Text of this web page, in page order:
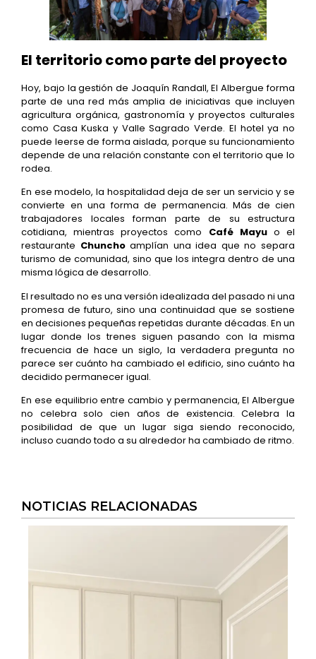
El territorio como parte del proyecto
Hoy, bajo la gestión de Joaquín Randall, El Albergue forma
parte de una red más amplia de iniciativas que incluyen
agricultura orgánica, gastronomía y proyectos culturales
como Casa Kuska y Valle Sagrado Verde. El hotel ya no
puede leerse de forma aislada, porque su funcionamiento
depende de una relación constante con el territorio que lo
rodea.
En ese modelo, la hospitalidad deja de ser un servicio y se
convierte en una forma de permanencia. Más de cien
trabajadores locales forman parte de su estructura
cotidiana, mientras proyectos como Café Mayuo el
restaurante Chunchoamplían una idea que no separa
turismo de comunidad, sino que los integra dentro de una
misma lógica de desarrollo.
El resultado no es una versión idealizada del pasado ni una
promesa de futuro, sino una continuidad que se sostiene
en decisiones pequeñas repetidas durante décadas. En un
lugar donde los trenes siguen pasando con la misma
frecuencia de hace un siglo, la verdadera pregunta no
parece ser cuánto ha cambiado el edificio, sino cuánto ha
decidido permanecer igual.
En ese equilibrio entre cambio y permanencia, El Albergue
no celebra solo cien años de existencia. Celebra la
posibilidad de que un lugar siga siendo reconocido,
incluso cuando todo a su alrededor ha cambiado de ritmo.
NOTICIAS RELACIONADAS